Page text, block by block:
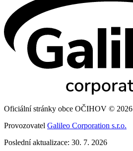
Oficiální stránky obce OČIHOV © 2026
Provozovatel Galileo Corporation s.r.o.
Poslední aktualizace: 30. 7. 2026